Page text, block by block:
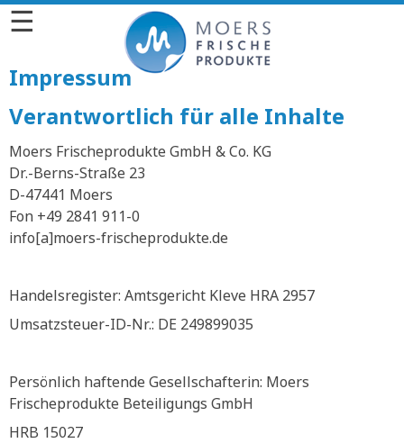
☰
Impressum
Verantwortlich für alle Inhalte
Moers Frischeprodukte GmbH & Co. KG
Dr.-Berns-Straße 23
D-47441 Moers
Fon +49 2841 911-0
info[a]moers-frischeprodukte.de
Handelsregister: Amtsgericht Kleve HRA 2957
Umsatzsteuer-ID-Nr.: DE 249899035
Persönlich haftende Gesellschafterin: Moers
Frischeprodukte Beteiligungs GmbH
HRB 15027